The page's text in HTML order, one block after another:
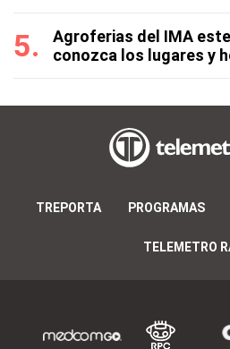
Agroferias del IMA
conozca los lugares y
TREPORTA PROGRAMAS
TELEMETRO